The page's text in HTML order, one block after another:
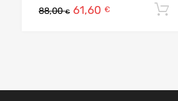
88,00€ 61,60 €